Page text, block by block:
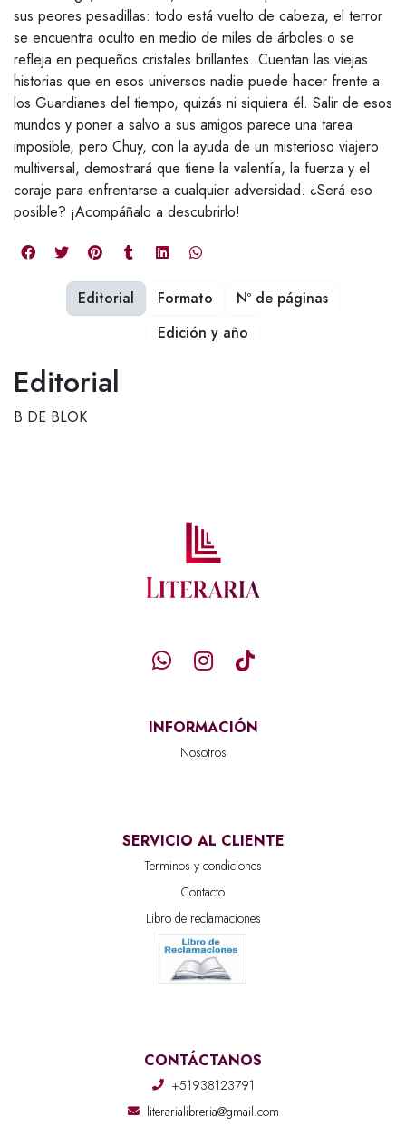
sus peores pesadillas: todo está vuelto de cabeza, el terror
se encuentra oculto en medio de miles de árboles o se
refleja en pequeños cristales brillantes. Cuentan las viejas
historias que en esos universos nadie puede hacer frente a
los Guardianes del tiempo, quizás ni siquiera él. Salir de esos
mundos y poner a salvo a sus amigos parece una tarea
imposible, pero Chuy, con la ayuda de un misterioso viajero
multiversal, demostrará que tiene la valentía, la fuerza y el
coraje para enfrentarse a cualquier adversidad. ¿Será eso
posible? ¡Acompáñalo a descubrirlo!
Editorial
B DE BLOK
Editorial Formato
Nº de páginas
Edición y año
INFORMACIÓN
Nosotros
SERVICIO AL CLIENTE
Terminos y condiciones
Contacto
Libro de reclamaciones
CONTÁCTANOS
+51938123791
literarialibreria@gmail.com